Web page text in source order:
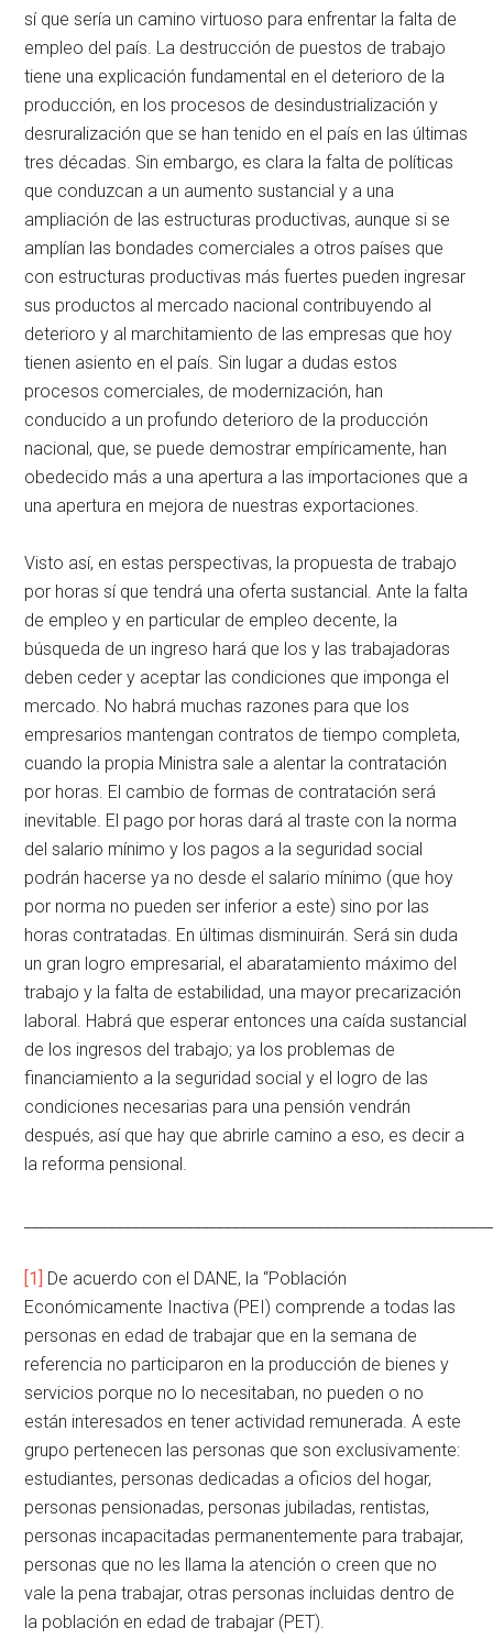
sí que sería un camino virtuoso para enfrentar la falta de
empleo del país. La destrucción de puestos de trabajo
tiene una explicación fundamental en el deterioro de la
producción, en los procesos de desindustrialización y
desruralización que se han tenido en el país en las últimas
tres décadas. Sin embargo, es clara la falta de políticas
que conduzcan a un aumento sustancial y a una
ampliación de las estructuras productivas, aunque si se
amplían las bondades comerciales a otros países que
con estructuras productivas más fuertes pueden ingresar
sus productos al mercado nacional contribuyendo al
deterioro y al marchitamiento de las empresas que hoy
tienen asiento en el país. Sin lugar a dudas estos
procesos comerciales, de modernización, han
conducido a un profundo deterioro de la producción
nacional, que, se puede demostrar empíricamente, han
obedecido más a una apertura a las importaciones que a
una apertura en mejora de nuestras exportaciones.
Visto así, en estas perspectivas, la propuesta de trabajo
por horas sí que tendrá una oferta sustancial. Ante la falta
de empleo y en particular de empleo decente, la
búsqueda de un ingreso hará que los y las trabajadoras
deben ceder y aceptar las condiciones que imponga el
mercado. No habrá muchas razones para que los
empresarios mantengan contratos de tiempo completa,
cuando la propia Ministra sale a alentar la contratación
por horas. El cambio de formas de contratación será
inevitable. El pago por horas dará al traste con la norma
del salario mínimo y los pagos a la seguridad social
podrán hacerse ya no desde el salario mínimo (que hoy
por norma no pueden ser inferior a este) sino por las
horas contratadas. En últimas disminuirán. Será sin duda
un gran logro empresarial, el abaratamiento máximo del
trabajo y la falta de estabilidad, una mayor precarización
laboral. Habrá que esperar entonces una caída sustancial
de los ingresos del trabajo; ya los problemas de
financiamiento a la seguridad social y el logro de las
condiciones necesarias para una pensión vendrán
después, así que hay que abrirle camino a eso, es decir a
la reforma pensional.
[1]
De acuerdo con el DANE, la “Población
Económicamente Inactiva (PEI) comprende a todas las
personas en edad de trabajar que en la semana de
referencia no participaron en la producción de bienes y
servicios porque no lo necesitaban, no pueden o no
están interesados en tener actividad remunerada. A este
grupo pertenecen las personas que son exclusivamente:
estudiantes, personas dedicadas a oficios del hogar,
personas pensionadas, personas jubiladas, rentistas,
personas incapacitadas permanentemente para trabajar,
personas que no les llama la atención o creen que no
vale la pena trabajar, otras personas incluidas dentro de
la población en edad de trabajar (PET).